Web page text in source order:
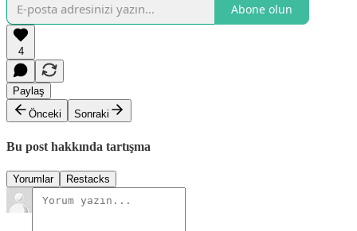
Abone olun
4
Paylaş
Önceki
Sonraki
Bu post hakkında tartışma
Yorumlar Restacks